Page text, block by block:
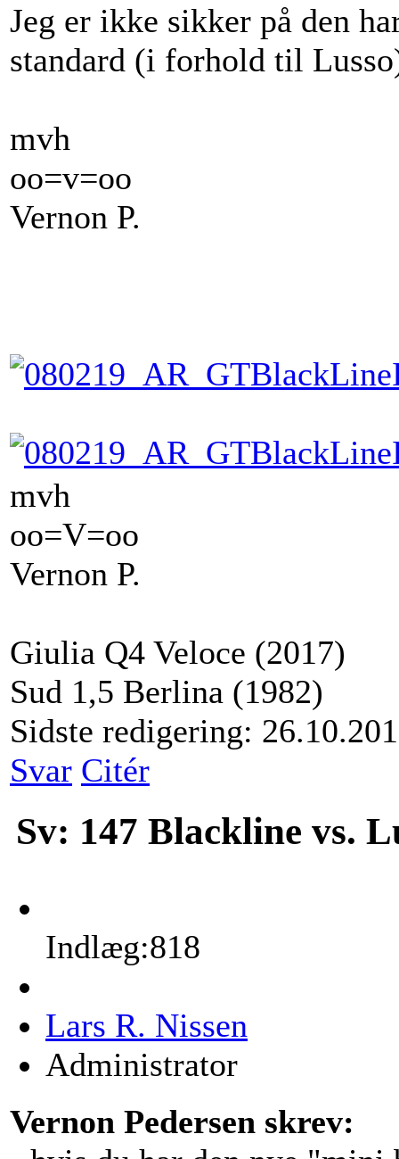
Jeg er ikke sikker på den
standard (i forhold til
mvh
oo=v=oo
Vernon P.
mvh
oo=V=oo
Vernon P.
Giulia Q4 Veloce (2017)
Sud 1,5 Berlina (1982)
Sidste redigering:
Svar Citér
Sv: 147 Blackline vs.
Indlæg:818
Lars R. Nissen
Administrator
Vernon Pedersen skrev: